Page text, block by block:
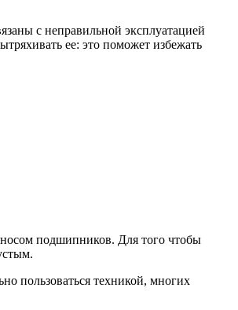
с неправильной эксплуатацией
ее: это поможет избежать
подшипников. Для того чтобы
пользоваться техникой, многих